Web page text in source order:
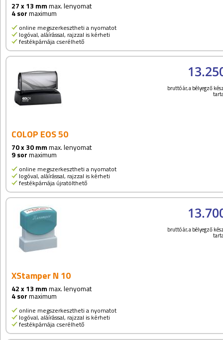
27 x 13 mmmax. lenyomat
4 sormaximum
online megszerkesztheti a nyomatot
logóval, aláírással, rajzzal is kérheti
festékpárnája cserélhető
bruttó ár, a bélyegző
COLOP EOS 50
70 x 30 mmmax. lenyomat
9 sormaximum
online megszerkesztheti a nyomatot
logóval, aláírással, rajzzal is kérheti
festékpárnája újratölthető
bruttó ár, a bélyegző
XStamper N 10
42 x 13 mmmax. lenyomat
4 sormaximum
online megszerkesztheti a nyomatot
logóval, aláírással, rajzzal is kérheti
festékpárnája cserélhető